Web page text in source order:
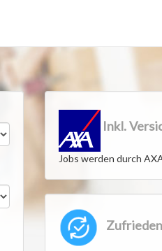
Inkl.
Jobs werden durch